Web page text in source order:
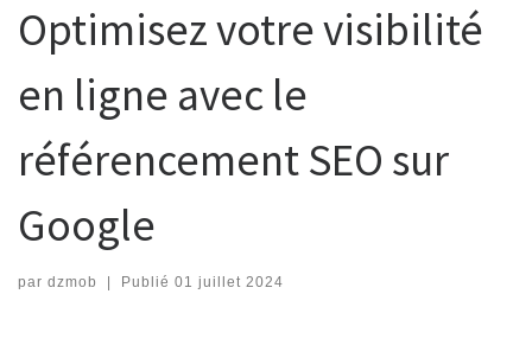
Optimisez votre visibilité
en ligne avec le
référencement SEO sur
Google
par dzmob Publié 01 juillet 2024